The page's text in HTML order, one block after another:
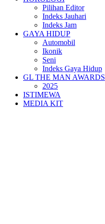
Pilihan Editor
Indeks Jauhari
Indeks Jam
GAYA HIDUP
Automobil
Ikonik
Seni
Indeks Gaya Hidup
GL THE MAN AWARDS
2025
ISTIMEWA
MEDIA KIT